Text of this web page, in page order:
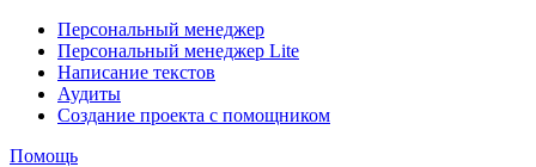
Персональный менеджер
Персональный менеджер Lite
Написание текстов
Аудиты
Создание проекта с помощником
Помощь